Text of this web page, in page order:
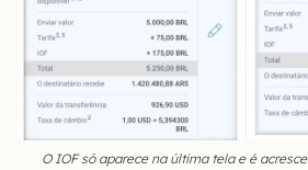
O IOF só aparece na última tela e é